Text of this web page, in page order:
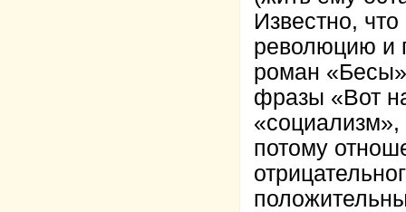
Известно,
революцию и
роман
фразы «Вот
«социализм»,
потому